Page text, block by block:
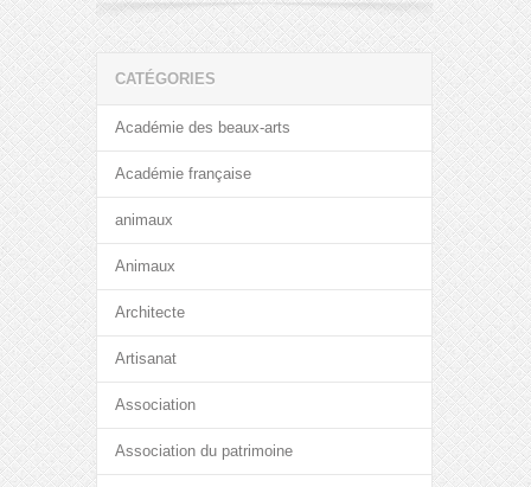
CATÉGORIES
Académie des beaux-arts
Académie française
animaux
Animaux
Architecte
Artisanat
Association
Association du patrimoine